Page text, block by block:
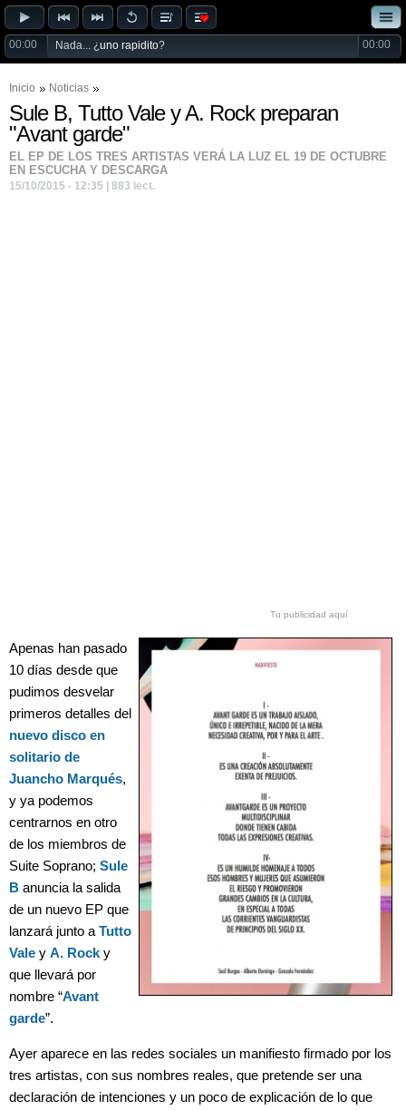
00:00 Nada... ¿uno rapidito? 00:00
Inicio Noticias
Sule B, Tutto Vale y A. Rock preparan
"Avant garde"
EL EP DE LOS TRES ARTISTAS VERÁ LA LUZ EL 19 DE OCTUBRE
EN ESCUCHA Y DESCARGA
15/10/2015 - 12:35 | 883 lect.
Tu publicidad aquí
Apenas han pasado
10 días desde que
pudimos desvelar
primeros detalles del
nuevo disco en
solitario de
Juancho Marqués,
y ya podemos
centrarnos en otro
de los miembros de
Suite Soprano; Sule
B anuncia la salida
de un nuevo EP que
lanzará junto a Tutto
Vale y A. Rock y
que llevará por
nombre “Avant
garde”.
Ayer aparece en las redes sociales un manifiesto firmado por los
tres artistas, con sus nombres reales, que pretende ser una
declaración de intenciones y un poco de explicación de lo que